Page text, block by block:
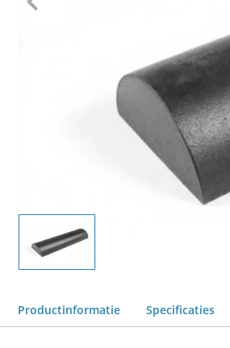
Productinformatie Specificaties